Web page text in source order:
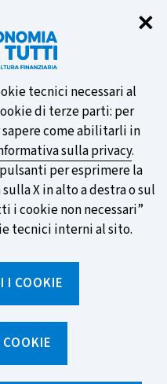
✕
tecnici necessari al
di terze parti: per
come abilitarli in
sulla privacy.
per esprimere la
X in alto a destra o sul
i cookie non necessari”
tecnici interni al sito.
I COOKIE
della BCE
e vota la tua
PIÙ